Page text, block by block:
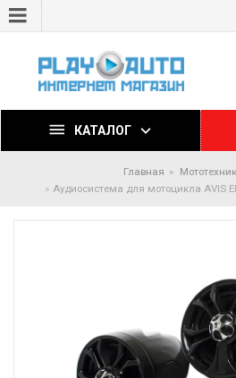
КАТАЛОГ
Главная
Аудиосистема для мотоцикла AVIS